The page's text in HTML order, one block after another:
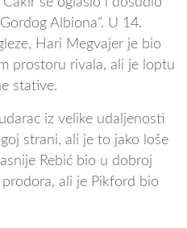
Albiona”. U 14.
Hari Megvajer je bio
prostoru rivala, ali je loptu
stative.
iz velike udaljenosti
strani, ali je to jako loše
Rebić bio u dobroj
ali je Pikford bio